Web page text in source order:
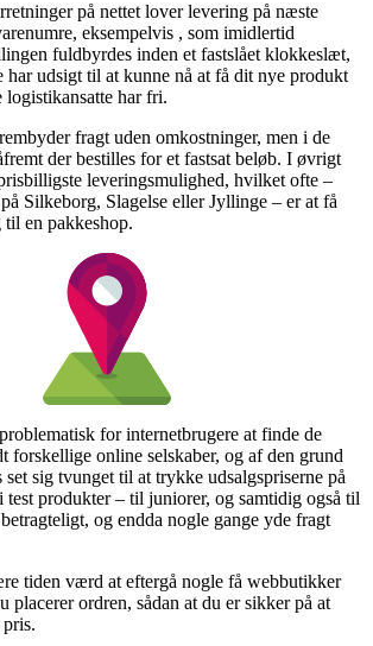
på nettet lover levering på næste
eksempelvis , som imidlertid
fuldbyrdes inden et fastslået klokkeslæt,
har udsigt til at kunne nå at få dit nye produkt
har fri.
fragt uden omkostninger, men i de
der bestilles for et fastsat beløb. I øvrigt
leveringsmulighed, hvilket ofte –
Silkeborg, Slagelse eller Jyllinge – er at få
en pakkeshop.
for internetbrugere at finde de
forskellige online selskaber, og af den grund
set sig tvunget til at trykke udsalgspriserne på
test produkter – til juniorer, og samtidig også til
og endda nogle gange yde fragt
tiden værd at eftergå nogle få webbutikker
placerer ordren, sådan at du er sikker på at
pris.